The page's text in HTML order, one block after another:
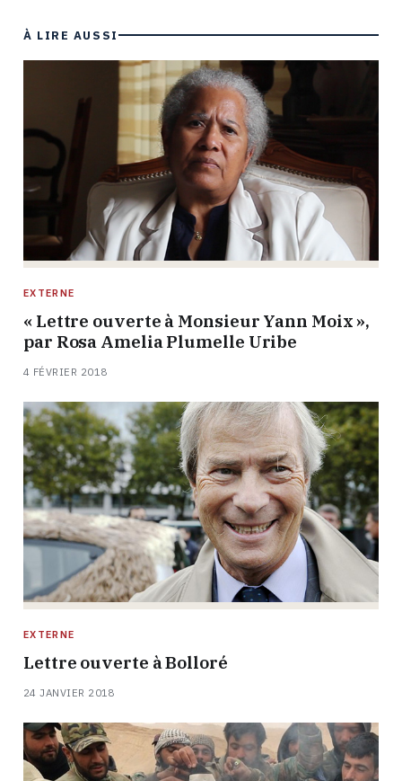
À LIRE AUSSI
EXTERNE
« Lettre ouverte à Monsieur Yann Moix »,
par Rosa Amelia Plumelle Uribe
4 FÉVRIER 2018
EXTERNE
Lettre ouverte à Bolloré
24 JANVIER 2018